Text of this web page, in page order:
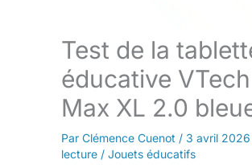
Test de la
éducative
Max XL 2.0
Par Clémence Cuenot / 3 avril 2026
lecture / Jouets éducatifs